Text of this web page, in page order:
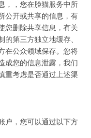
，，您在脸猫服务中所
公开或共享的信息，有
您删除共享信息，有关
的第三方独立地缓存、
在公众领域保存。您将
成您的信息泄露，我们
重考虑是否通过上述渠
户，您可以通过以下方